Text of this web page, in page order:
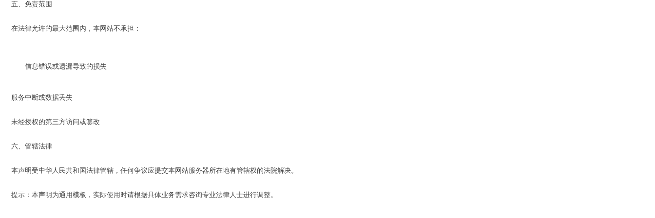
五、免责范围
在法律允许的最大范围内，本网站不承担：
信息错误或遗漏导致的损失
服务中断或数据丢失
未经授权的第三方访问或篡改
六、管辖法律
本声明受中华人民共和国法律管辖，任何争议应提交本网站服务器所在地有管辖权的法院解决。
提示：本声明为通用模板，实际使用时请根据具体业务需求咨询专业法律人士进行调整。